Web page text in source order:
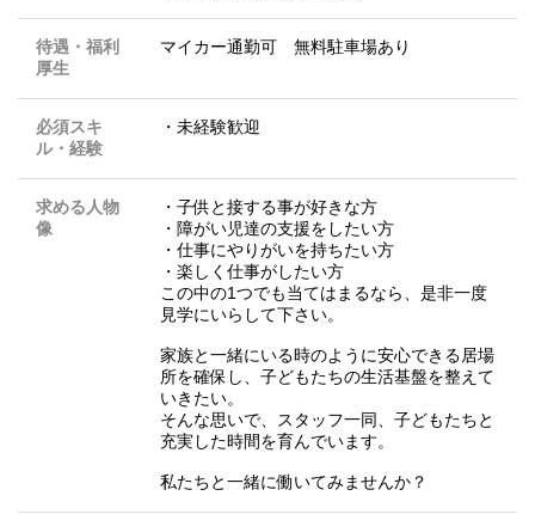
待遇・福利
厚生
マイカー通勤可 無料駐車場あり
必須スキ
ル・経験
・未経験歓迎
求める人物
像
・子供と接する事が好きな方
・障がい児達の支援をしたい方
・仕事にやりがいを持ちたい方
・楽しく仕事がしたい方
この中の1つでも当てはまるなら、是非一度
見学にいらして下さい。
家族と一緒にいる時のように安心できる居場
所を確保し、子どもたちの生活基盤を整えて
いきたい。
そんな思いで、スタッフ一同、子どもたちと
充実した時間を育んでいます。
私たちと一緒に働いてみませんか？